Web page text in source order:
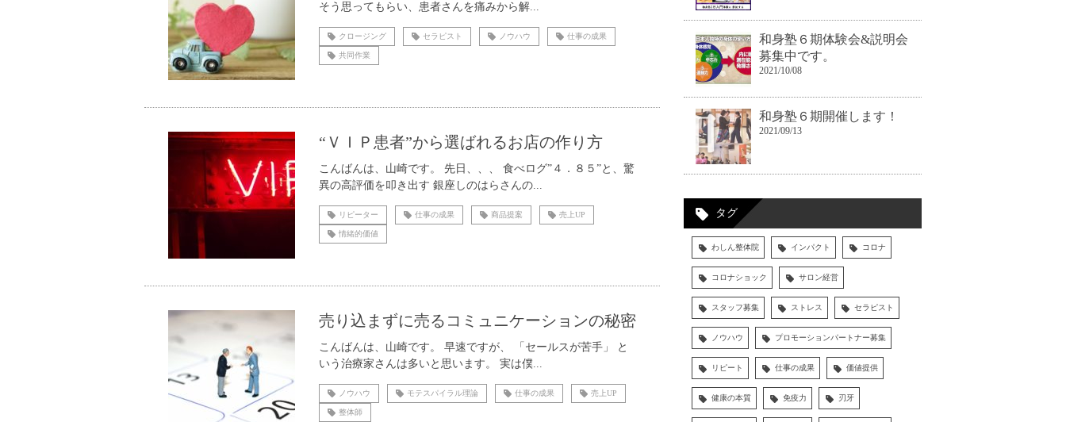
そう思ってもらい、患者さんを痛みから解...
クロージング セラピスト ノウハウ 仕事の成果
共同作業
“ＶＩＰ患者”から選ばれるお店の作り方
こんばんは、山崎です。 先日、、、 食べログ”４．８５”と、驚
異の高評価を叩き出す 銀座しのはらさんの...
リピーター 仕事の成果 商品提案 売上UP
情緒的価値
売り込まずに売るコミュニケーションの秘密
こんばんは、山崎です。 早速ですが、 「セールスが苦手」 と
いう治療家さんは多いと思います。 実は僕...
ノウハウ モテスパイラル理論 仕事の成果 売上UP
整体師
和身塾６期体験会&説明会
募集中です。
2021/10/08
和身塾６期開催します！
2021/09/13
タグ
わしん整体院 インパクト コロナ
コロナショック サロン経営
スタッフ募集 ストレス セラピスト
ノウハウ プロモーションパートナー募集
リピート 仕事の成果 価値提供
健康の本質 免疫力 刃牙